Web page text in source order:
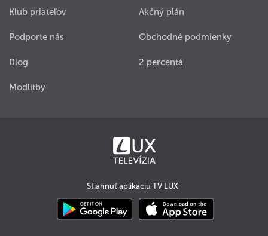
Klub priateľov
Podporte nás
Blog
Modlitby
Akčný plán
Obchodné podmienky
2 percentá
Stiahnuť aplikáciu TV LUX